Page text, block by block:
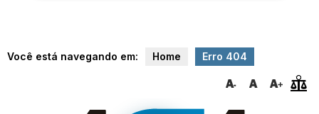
Você está navegando em: Home Erro 404